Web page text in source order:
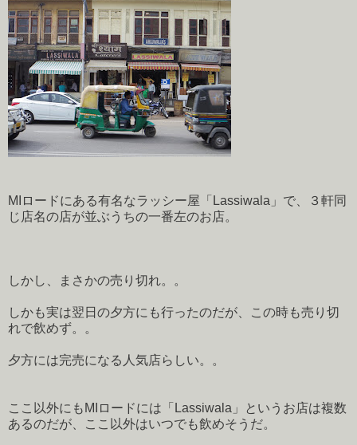
MIロードにある有名なラッシー屋「Lassiwala」で、３軒同
じ店名の店が並ぶうちの一番左のお店。
しかし、まさかの売り切れ。。
しかも実は翌日の夕方にも行ったのだが、この時も売り切
れで飲めず。。
夕方には完売になる人気店らしい。。
ここ以外にもMIロードには「Lassiwala」というお店は複数
あるのだが、ここ以外はいつでも飲めそうだ。